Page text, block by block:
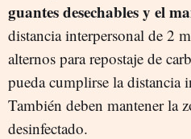
guantes desechables y el
distancia interpersonal de 2
alternos para repostaje de
pueda cumplirse la distancia
También deben mantener la
desinfectado.